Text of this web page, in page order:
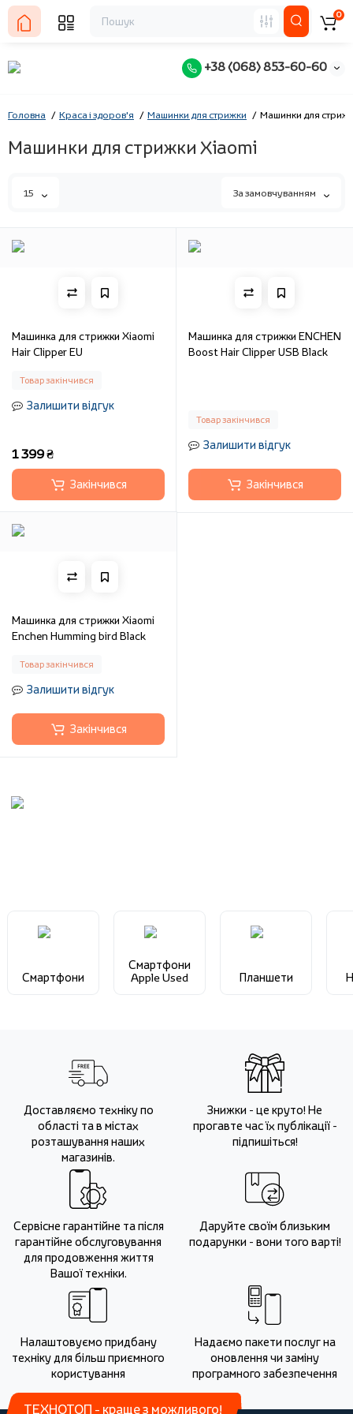
+38 (068) 853-60-60
0
Головна Краса і здоров'я Машинки для стрижки Машинки для
Машинки для стрижки Xiaomi
15 За замовчуванням
Машинка для стрижки Xiaomi
Hair Clipper EU
Товар закінчився
Залишити відгук
1 399 ₴
Закінчився
Машинка для стрижки ENCHEN
Boost Hair Clipper USB Black
Товар закінчився
Залишити відгук
Закінчився
Машинка для стрижки Xiaomi
Enchen Humming bird Black
Товар закінчився
Залишити відгук
Закінчився
Смартфони
Смартфони
Apple Used
Планшети
Доставляємо техніку по
області та в містах
розташування наших
магазинів.
Знижки - це круто! Не
прогавте час їх публікації -
підпишіться!
Сервісне гарантійне та після
гарантійне обслуговування
для продовження життя
Вашої техніки.
Даруйте своїм близьким
подарунки - вони того варті!
Налаштовуємо придбану
техніку для більш приємного
користування
Надаємо пакети послуг на
оновлення чи заміну
програмного забезпечення
ТЕХНОТОП - краще з можливого!